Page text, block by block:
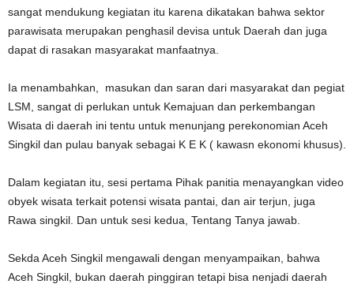
sangat mendukung kegiatan itu karena dikatakan bahwa sektor
parawisata merupakan penghasil devisa untuk Daerah dan juga
dapat di rasakan masyarakat manfaatnya.
Ia menambahkan, masukan dan saran dari masyarakat dan pegiat
LSM, sangat di perlukan untuk Kemajuan dan perkembangan
Wisata di daerah ini tentu untuk menunjang perekonomian Aceh
Singkil dan pulau banyak sebagai K E K ( kawasn ekonomi khusus).
Dalam kegiatan itu, sesi pertama Pihak panitia menayangkan video
obyek wisata terkait potensi wisata pantai, dan air terjun, juga
Rawa singkil. Dan untuk sesi kedua, Tentang Tanya jawab.
Sekda Aceh Singkil mengawali dengan menyampaikan, bahwa
Aceh Singkil, bukan daerah pinggiran tetapi bisa nenjadi daerah